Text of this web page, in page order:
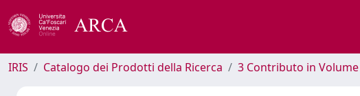
IRIS Catalogo dei Prodotti della Ricerca 3 Contributo in Volume